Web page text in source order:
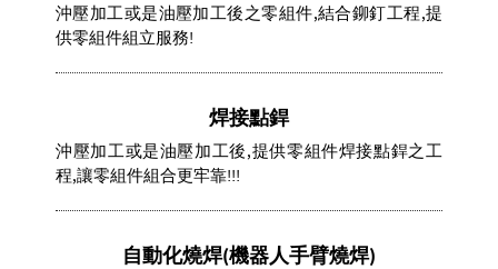
沖壓加工或是油壓加工後之零組件,結合鉚釘工程,提
供零組件組立服務!
焊接點銲
沖壓加工或是油壓加工後,提供零組件焊接點銲之工
程,讓零組件組合更牢靠!!!
自動化燒焊(機器人手臂燒焊)